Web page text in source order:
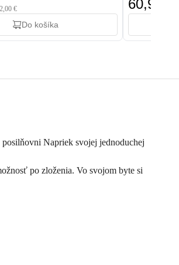
€
Do košíka
60,90 €
Napriek svojej jednoduchej
po zloženia. Vo svojom byte si